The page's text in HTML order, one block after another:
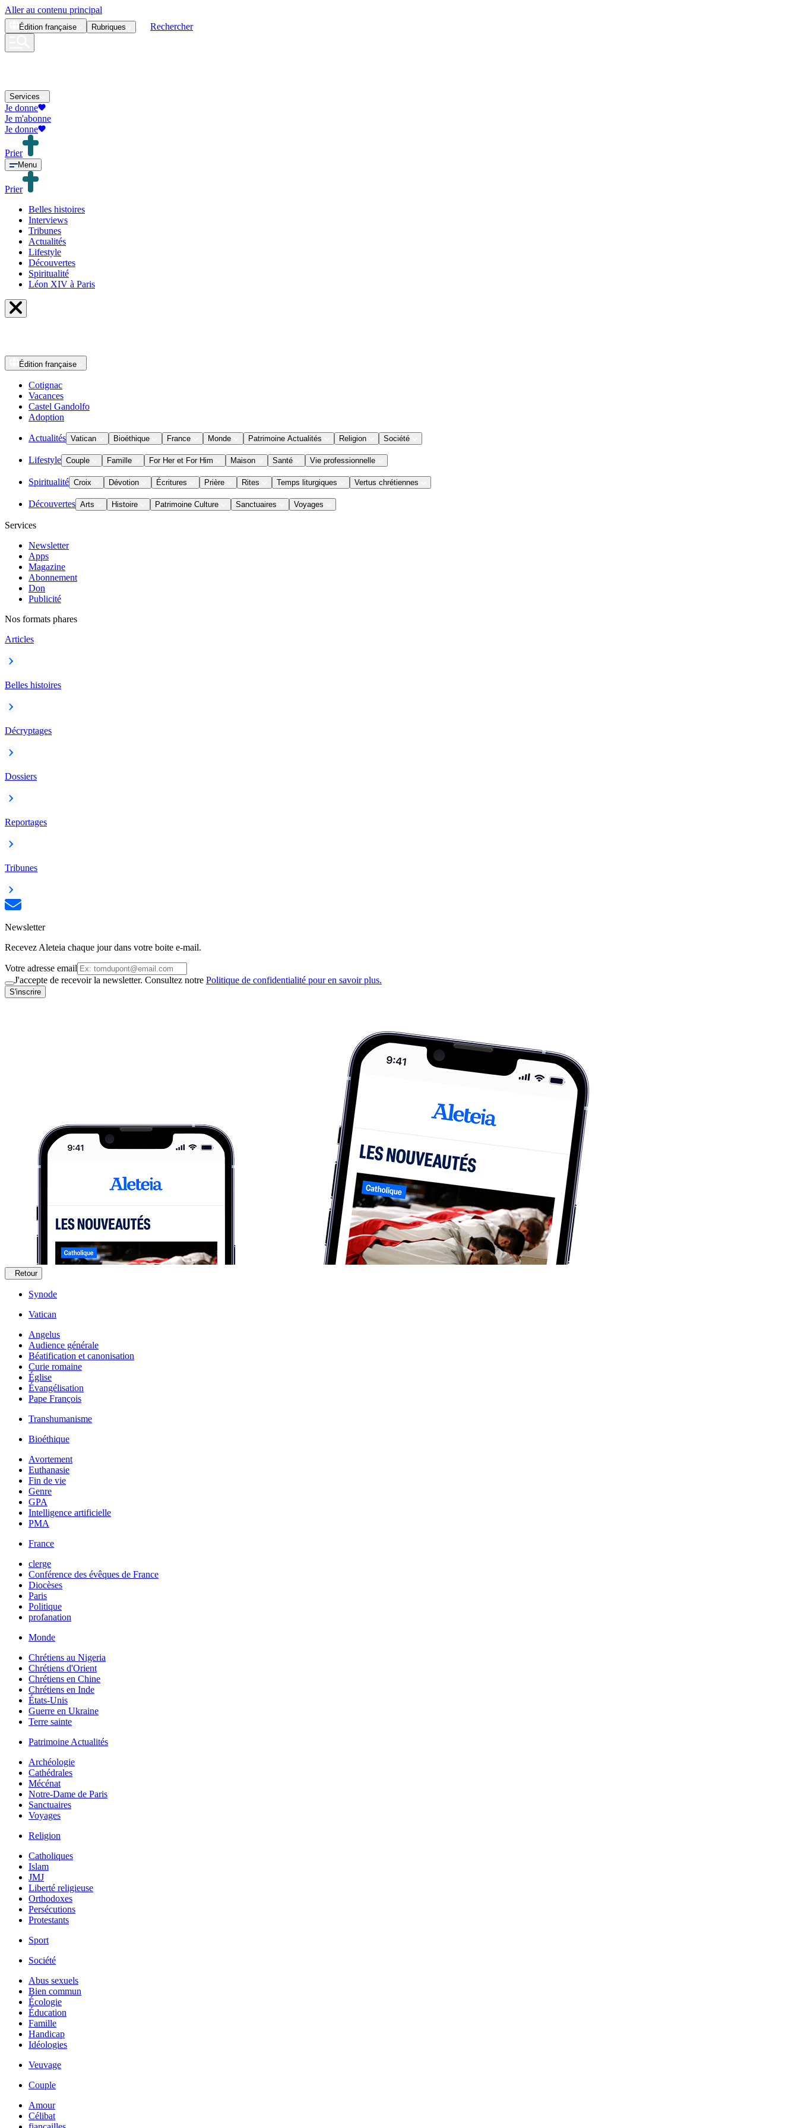
Aller au contenu principal
Édition française Rubriques Rechercher
Services
Je donne
Je m'abonne
Je donne
Prier
Menu
Prier
Belles histoires
Interviews
Tribunes
Actualités
Lifestyle
Découvertes
Spiritualité
Léon XIV à Paris
Édition française
Cotignac
Vacances
Castel Gandolfo
Adoption
Actualités Vatican Bioéthique France Monde Patrimoine Actualités Religion Société
Lifestyle Couple Famille For Her et For Him Maison Santé Vie professionnelle
Spiritualité Croix Dévotion Écritures Prière Rites Temps liturgiques Vertus chrétiennes
Découvertes Arts Histoire Patrimoine Culture Sanctuaires Voyages
Services
Newsletter
Apps
Magazine
Abonnement
Don
Publicité
Nos formats phares
Articles
Belles histoires
Décryptages
Dossiers
Reportages
Tribunes
Newsletter
Recevez Aleteia chaque jour dans votre boite e-mail.
Votre adresse email
J'accepte de recevoir la newsletter. Consultez notre Politique de confidentialité pour en savoir plus.
S'inscrire
Retour
Synode
Vatican
Angelus
Audience générale
Béatification et canonisation
Curie romaine
Église
Évangélisation
Pape François
Transhumanisme
Bioéthique
Avortement
Euthanasie
Fin de vie
Genre
GPA
Intelligence artificielle
PMA
France
clerge
Conférence des évêques de France
Diocèses
Paris
Politique
profanation
Monde
Chrétiens au Nigeria
Chrétiens d'Orient
Chrétiens en Chine
Chrétiens en Inde
États-Unis
Guerre en Ukraine
Terre sainte
Patrimoine Actualités
Archéologie
Cathédrales
Mécénat
Notre-Dame de Paris
Sanctuaires
Voyages
Religion
Catholiques
Islam
JMJ
Liberté religieuse
Orthodoxes
Persécutions
Protestants
Sport
Société
Abus sexuels
Bien commun
Écologie
Éducation
Famille
Handicap
Idéologies
Veuvage
Couple
Amour
Célibat